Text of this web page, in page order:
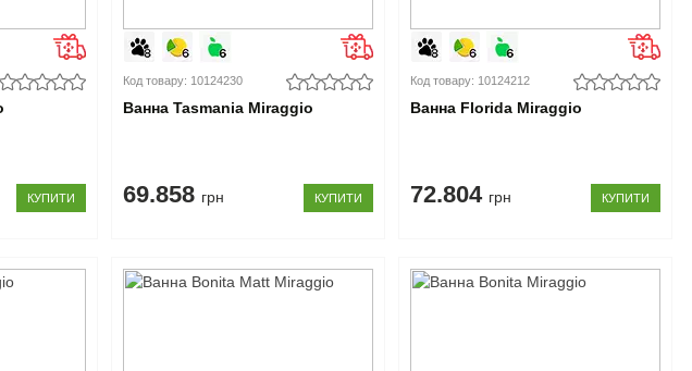
КУПИТИ
Код товару: 10124230
Ванна Tasmania Miraggio
69.858 грн КУПИТИ
Код товару: 10124212
Ванна Florida Miraggio
72.804 грн КУПИТИ